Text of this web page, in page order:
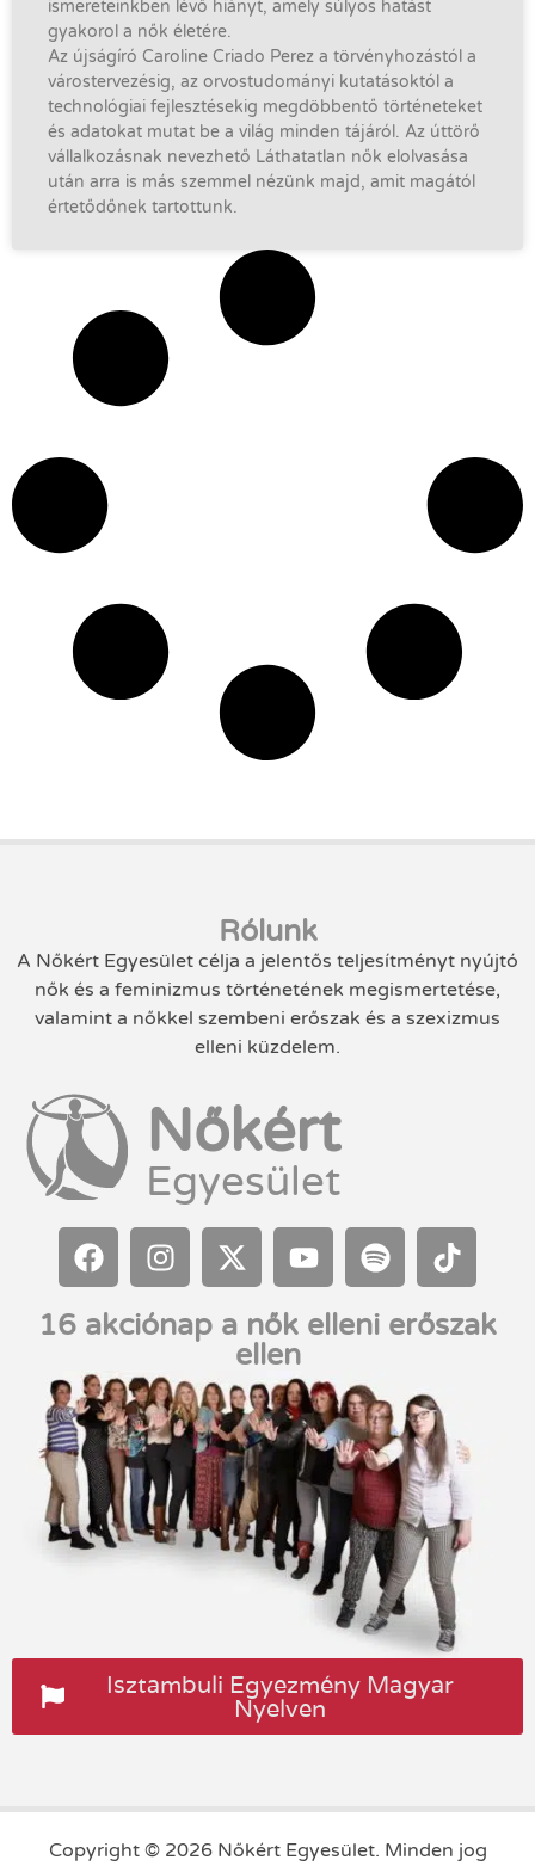
ismereteinkben lévő hiányt, amely súlyos hatást
gyakorol a nők életére.
Az újságíró Caroline Criado Perez a törvényhozástól a
várostervezésig, az orvostudományi kutatásoktól a
technológiai fejlesztésekig megdöbbentő történeteket
és adatokat mutat be a világ minden tájáról. Az úttörő
vállalkozásnak nevezhető Láthatatlan nők elolvasása
után arra is más szemmel nézünk majd, amit magától
értetődőnek tartottunk.
Rólunk
A Nőkért Egyesület célja a jelentős teljesítményt nyújtó
nők és a feminizmus történetének megismertetése,
valamint a nőkkel szembeni erőszak és a szexizmus
elleni küzdelem.
Nőkért
Egyesület
16 akciónap a nők elleni erőszak
ellen
Isztambuli Egyezmény Magyar
Nyelven
Copyright © 2026 Nőkért Egyesület. Minden jog